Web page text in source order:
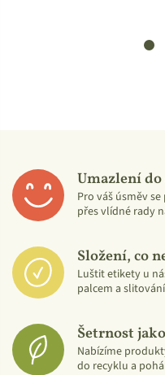
Umazlení
Pro váš úsměv
přes vlídné rady
Složení, co
Luštit etikety u
palcem a
Šetrnost
Nabízíme
do recyklu a